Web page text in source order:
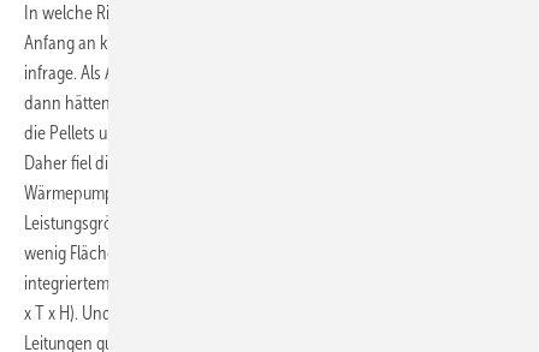
In welche Richtung es in Sachen Heizung gehen sollte, war von
Anfang an klar, sagt Ralph Maier: „Es kam nur eine Wärmepumpe
infrage. Als Alternative wäre ein Pelletkessel denkbar gewesen. Aber
dann hätten wir deutlich mehr Platz benötigt, um den Lagerraum für
die Pellets unterzubringen.“
Daher fiel die Wahl auf eine Luft-Wasser-
Wärmepumpe Logatherm WLW 186 i-7 AR TP 70 von Buderus mit einer
Leistungsgröße von 7 kW. Diese kommt im kleinen Heizungskeller mit
wenig Fläche aus, denn die bodenstehende Inneneinheit mit
integriertem 70 l-Pufferspeicher ist kompakt (600 x 600 x 1180 mm; B
x T x H). Und mit ihrer Aufstellhöhe von nur 1,2 m hat sie inklusive
Leitungen gut unter die schräge Decke des Heizungskellers gepasst.